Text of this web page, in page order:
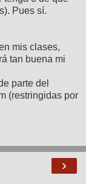
Pues sí.
mis clases,
tan buena mi
parte del
(restringidas por
›